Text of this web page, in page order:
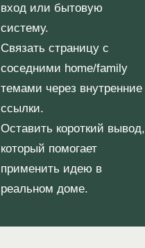
вход или бытовую
систему.
Связать страницу с
соседними home/family
темами через внутренние
ссылки.
Оставить короткий вывод,
который помогает
применить идею в
реальном доме.